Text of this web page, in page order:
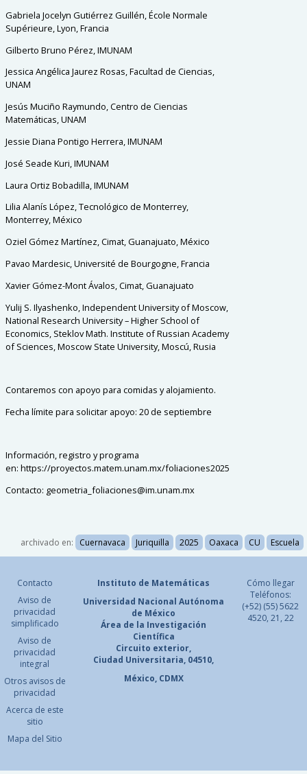
Gabriela Jocelyn Gutiérrez Guillén, École Normale
Supérieure, Lyon, Francia
Gilberto Bruno Pérez, IMUNAM
Jessica Angélica Jaurez Rosas, Facultad de Ciencias,
UNAM
Jesús Muciño Raymundo, Centro de Ciencias
Matemáticas, UNAM
Jessie Diana Pontigo Herrera, IMUNAM
José Seade Kuri, IMUNAM
Laura Ortiz Bobadilla, IMUNAM
Lilia Alanís López, Tecnológico de Monterrey,
Monterrey, México
Oziel Gómez Martínez, Cimat, Guanajuato, México
Pavao Mardesic, Université de Bourgogne, Francia
Xavier Gómez-Mont Ávalos, Cimat, Guanajuato
Yulij S. Ilyashenko, Independent University of Moscow,
National Research University – Higher School of
Economics, Steklov Math. Institute of Russian Academy
of Sciences, Moscow State University, Moscú, Rusia
Contaremos con apoyo para comidas y alojamiento.
Fecha límite para solicitar apoyo: 20 de septiembre
Información, registro y programa
en:https://proyectos.matem.unam.mx/foliaciones2025
Contacto: geometria_foliaciones@im.unam.mx
archivado en: Cuernavaca Juriquilla 2025 Oaxaca CU Escuela
Contacto
Aviso de
privacidad
simplificado
Aviso de
privacidad
integral
Otros avisos de
privacidad
Acerca de este
sitio
Mapa del Sitio
Instituto de Matemáticas
Universidad Nacional Autónoma
de México
Área de la Investigación
Científica
Circuito exterior,
Ciudad Universitaria, 04510,
México, CDMX
Cómo llegar
Teléfonos:
(+52) (55) 5622
4520, 21, 22